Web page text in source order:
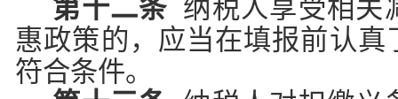
第十二条 纳税人享受相关
惠政策的，应当在填报前认
符合条件。